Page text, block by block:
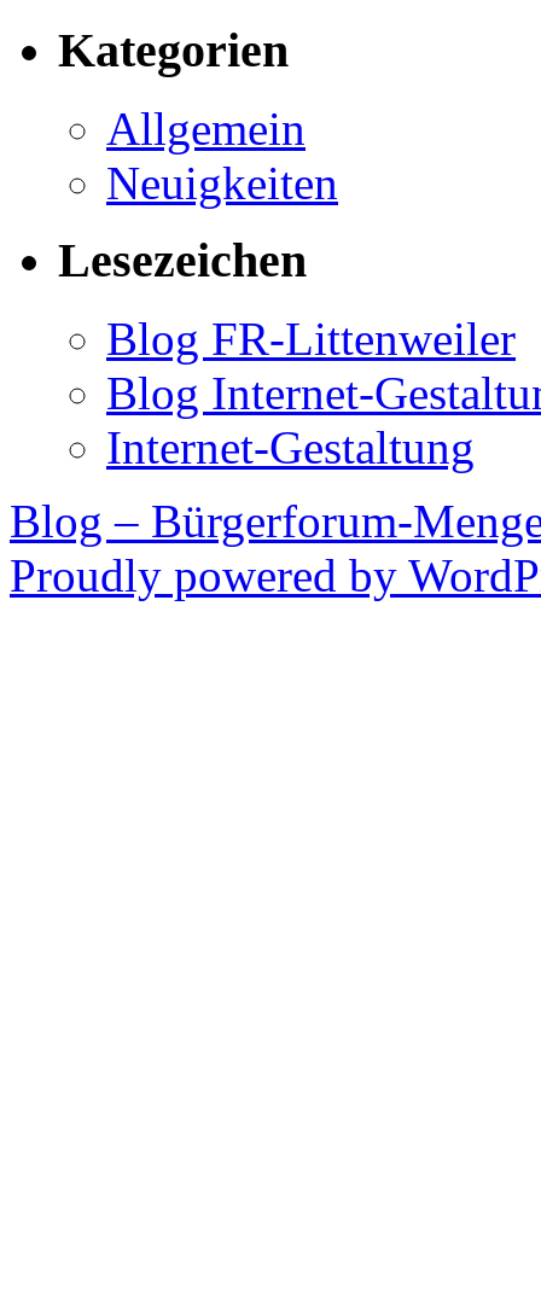
Kategorien
Allgemein
Neuigkeiten
Lesezeichen
Blog FR-Littenweiler
Blog Internet-
Internet-Gestaltung
Blog – Bürgerforum-
Proudly powered by